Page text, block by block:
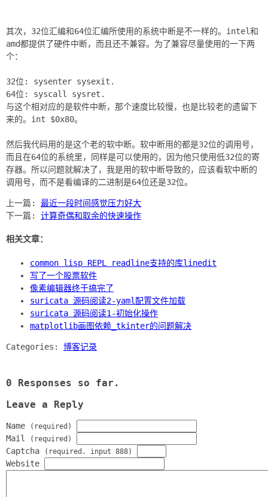
其次，32位汇编和64位汇编所使用的系统中断是不一样的。intel和
amd都提供了硬件中断，而且还不兼容。为了兼容尽量使用的一下两
个：
32位: sysenter sysexit.
64位: syscall sysret.
与这个相对应的是软件中断，那个速度比较慢，也是比较老的遗留下
来的。int $0x80。
然后我代码用的是这个老的软中断。软中断用的都是32位的调用号，
而且在64位的系统里，同样是可以使用的，因为他只使用低32位的寄
存器。所以问题就解决了，我是用的软中断导致的，应该看软中断的
上一篇: 最近一段时间感觉压力好大
下一篇: 计算奇偶和取余的快速操作
相关文章：
common lisp REPL readline支持的库linedit
写了一个股票软件
像素编辑器终于搞完了
suricata 源码阅读2-yaml配置文件加载
suricata 源码阅读1-初始化操作
matplotlib画图依赖_tkinter的问题解决
Categories: 博客记录
0 Responses so far.
Leave a Reply
Name (required)
Mail (required)
Captcha (required. input 888)
Website